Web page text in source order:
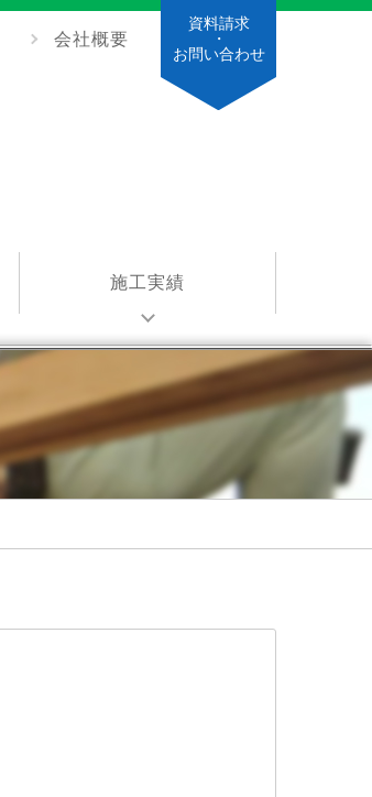
資料請求
・
お問い合わせ
会社概要
施工実績